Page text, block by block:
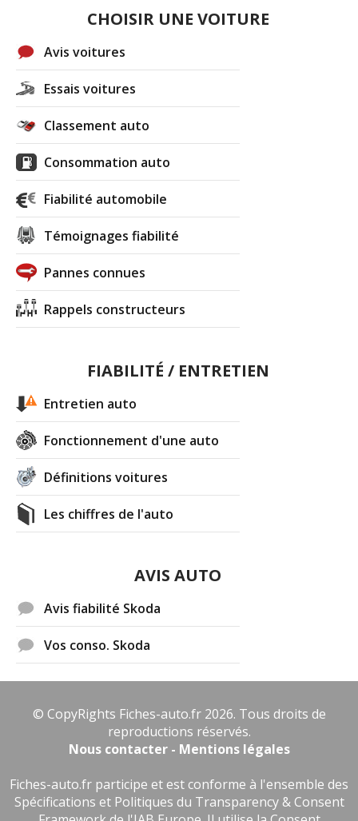
CHOISIR UNE VOITURE
Avis voitures
Essais voitures
Classement auto
Consommation auto
Fiabilité automobile
Témoignages fiabilité
Pannes connues
Rappels constructeurs
FIABILITÉ / ENTRETIEN
Entretien auto
Fonctionnement d'une auto
Définitions voitures
Les chiffres de l'auto
AVIS AUTO
Avis fiabilité Skoda
Vos conso. Skoda
© CopyRights Fiches-auto.fr 2026. Tous droits de
reproductions réservés.
Nous contacter - Mentions légales
Fiches-auto.fr participe et est conforme à l'ensemble des
Spécifications et Politiques du Transparency & Consent